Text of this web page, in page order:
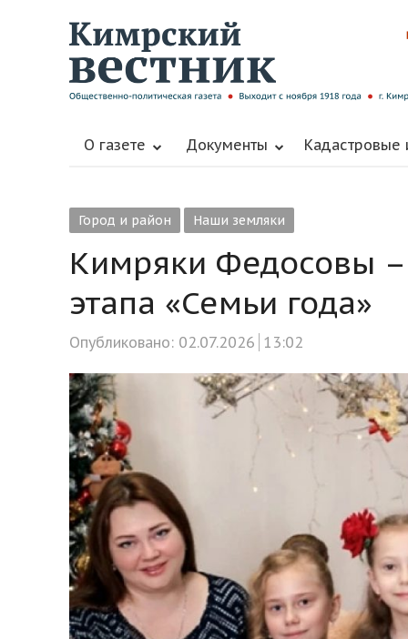
О газете Документы Кадастровые
Город и район Наши земляки
Кимряки Федосовы –
этапа «Семьи года»
Опубликовано: 02.07.2026 13:02